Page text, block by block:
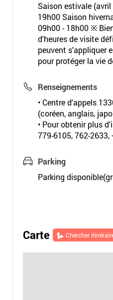
Saison estivale
19h00 Saison
09h00 - 18h00 ※
d'heures de visite
peuvent s'appliquer
pour protéger la vie
Renseignements
• Centre d'appels
(coréen, anglais,
• Pour obtenir plus
779-6105, 762-2633,
Parking
Parking
Carte Chercher